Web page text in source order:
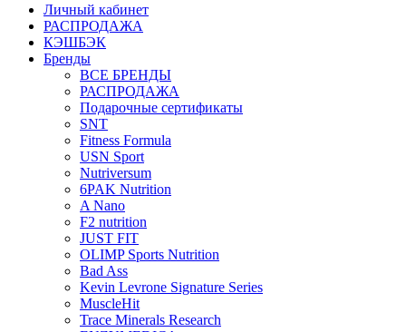
Личный кабинет
РАСПРОДАЖА
КЭШБЭК
Бренды
ВСЕ БРЕНДЫ
РАСПРОДАЖА
Подарочные сертификаты
SNT
Fitness Formula
USN Sport
Nutriversum
6PAK Nutrition
A Nano
F2 nutrition
JUST FIT
OLIMP Sports Nutrition
Bad Ass
Kevin Levrone Signature Series
MuscleHit
Trace Minerals Research